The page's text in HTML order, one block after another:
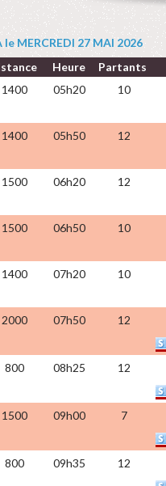
le MERCREDI 27 MAI 2026
Heure Partants
1400 05h20
10
1400 05h50
12
1500 06h20
12
1500 06h50
10
1400 07h20
10
2000 07h50
12
800 08h25
12
1500 09h00
7
800 09h35
12